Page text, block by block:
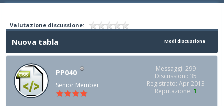
Valutazione discussione:
Modi discussione
Nuova tabla
PP040
Senior Member
Messaggi: 299
Discussioni: 35
Registrato: Apr 2013
Reputazione: 1